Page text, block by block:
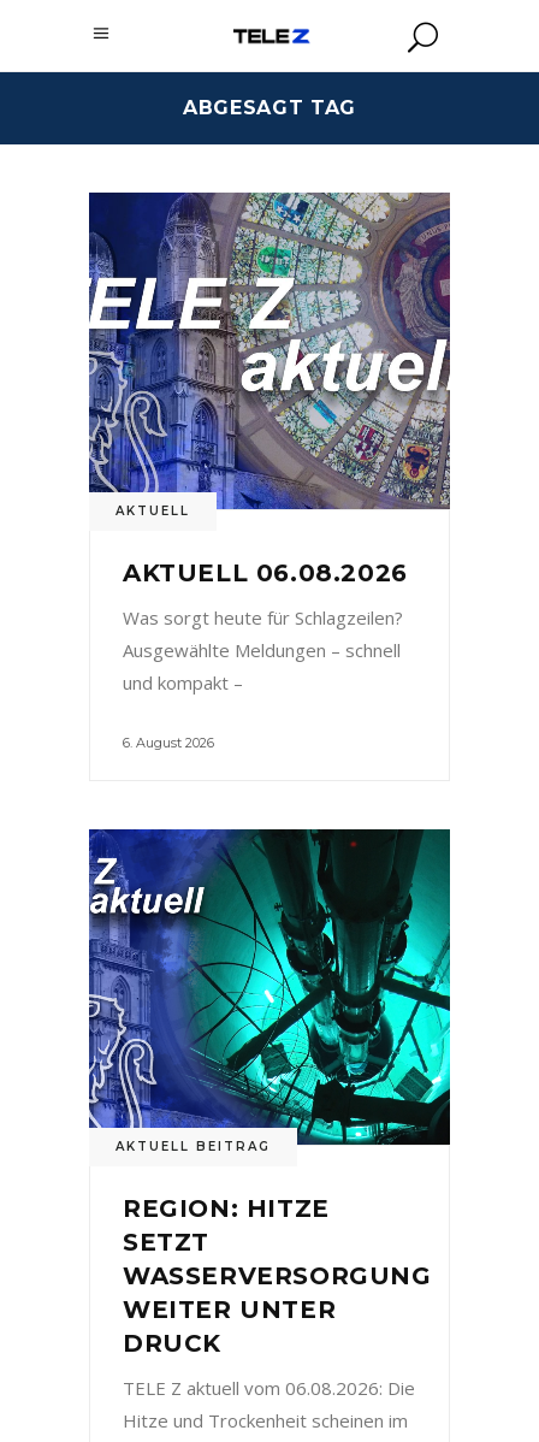
ABGESAGT TAG
AKTUELL
AKTUELL 06.08.2026
Was sorgt heute für Schlagzeilen?
Ausgewählte Meldungen – schnell
und kompakt –
6. August 2026
AKTUELL BEITRAG
REGION: HITZE
SETZT
WASSERVERSORGUNG
WEITER UNTER
DRUCK
TELE Z aktuell vom 06.08.2026: Die
Hitze und Trockenheit scheinen im